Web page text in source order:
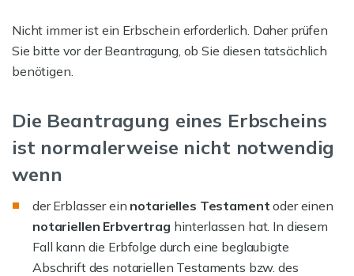
Nicht immer ist ein Erbschein erforderlich. Daher prüfen
Sie bitte vor der Beantragung, ob Sie diesen tatsächlich
benötigen.
Die Beantragung eines Erbscheins
ist normalerweise nicht notwendig
wenn
der Erblasser ein notarielles Testament oder einen
notariellen Erbvertrag hinterlassen hat. In diesem
Fall kann die Erbfolge durch eine beglaubigte
Abschrift des notariellen Testaments bzw. des